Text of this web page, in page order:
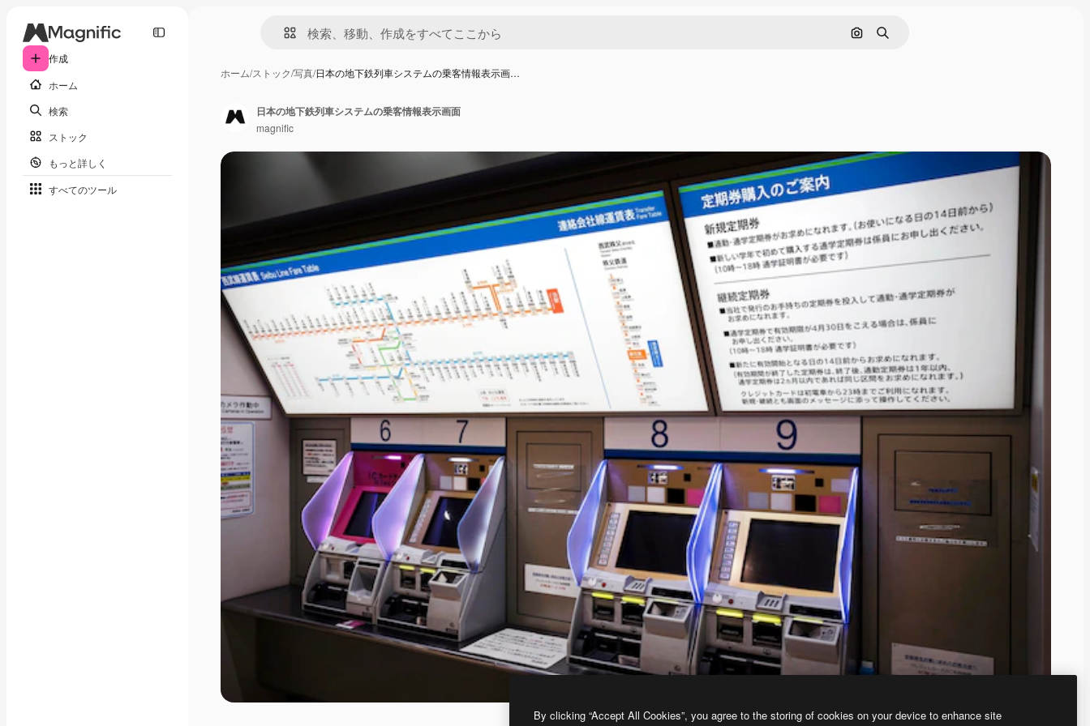
作成
ホーム
検索
ストック
もっと詳しく
すべてのツール
画像で検索
検索
ホーム/ストック/写真/日本の地下鉄列車システムの乗客情報表示画…
日本の地下鉄列車システムの乗客情報表示画面
magnific
By clicking “Accept All Cookies”, you agree to the storing of cookies on your device to enhance site